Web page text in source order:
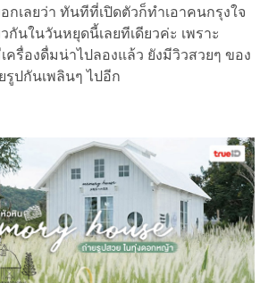
เลยว่า ทันทีที่เปิดตัวก็ทำเอาคนกรุงใจ
กันในวันหยุดนี้เลยทีเดียวค่ะ เพราะ
ครื่องดื่มน่าไปลองแล้ว ยังมีวิวสวยๆ ของ
ปกันเพลินๆ ไปอีก